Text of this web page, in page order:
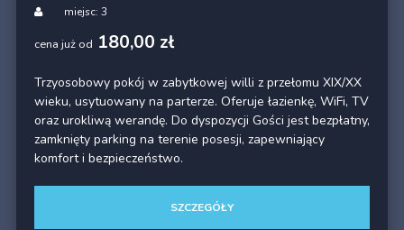
miejsc: 3
cena już od 180,00 zł
Trzyosobowy pokój w zabytkowej willi z przełomu XIX/XX
wieku, usytuowany na parterze. Oferuje łazienkę, WiFi, TV
oraz urokliwą werandę. Do dyspozycji Gości jest bezpłatny,
zamknięty parking na terenie posesji, zapewniający
komfort i bezpieczeństwo.
SZCZEGÓŁY